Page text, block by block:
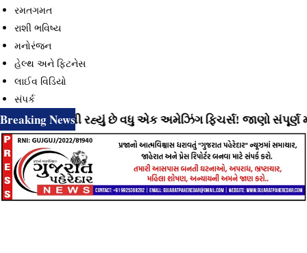
રમતગમત
રાશી ભવિષ્ય
મનોરંજન
હેલ્થ અને ફિટનેસ
લાઈવ વિડિયો
સંપર્ક
Breaking News
લાવી રહ્યું છે વધુ એક અમેઝિંગ ફિચર્સ! જાણો સંપૂર્ણ માહિતી